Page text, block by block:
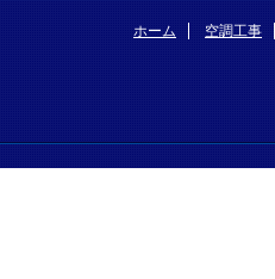
ホーム 空調工事